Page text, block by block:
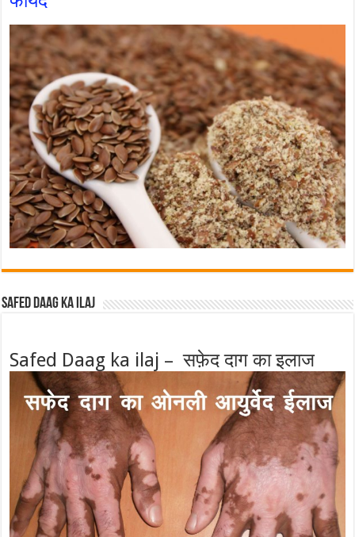
Safed Daag ka ilaj
Safed Daag ka ilaj – सफ़ेद दाग का इलाज